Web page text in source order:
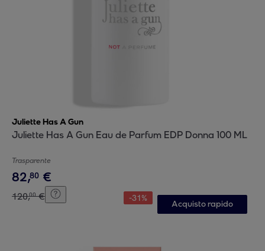
Juliette Has A Gun
Juliette Has A Gun Eau de Parfum EDP Donna 100 ML
Trasparente
82,80 €
120,00 € -31%
Acquisto rapido